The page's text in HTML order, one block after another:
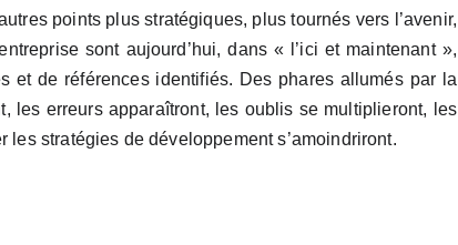
points plus stratégiques, plus tournés vers l’avenir,
sont aujourd’hui, dans « l’ici et maintenant »,
et de références identifiés. Des phares allumés par la
les erreurs apparaîtront, les oublis se multiplieront, les
stratégies de développement s’amoindriront.